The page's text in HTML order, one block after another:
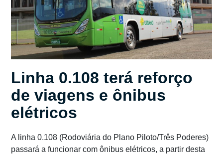
Linha 0.108 terá reforço
de viagens e ônibus
elétricos
A linha 0.108 (Rodoviária do Plano Piloto/Três Poderes)
passará a funcionar com ônibus elétricos, a partir desta